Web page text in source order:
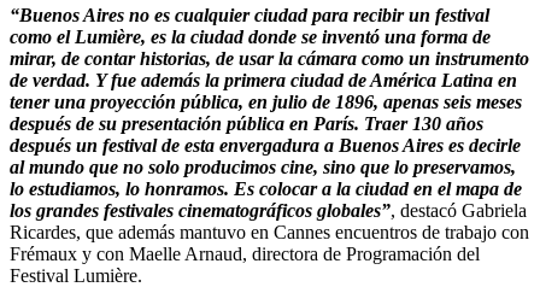
“Buenos Aires no es cualquier ciudad para recibir un festival
como el Lumière, es la ciudad donde se inventó una forma de
mirar, de contar historias, de usar la cámara como un instrumento
de verdad. Y fue además la primera ciudad de América Latina en
tener una proyección pública, en julio de 1896, apenas seis meses
después de su presentación pública en París. Traer 130 años
después un festival de esta envergadura a Buenos Aires es decirle
al mundo que no solo producimos cine, sino que lo preservamos,
lo estudiamos, lo honramos. Es colocar a la ciudad en el mapa de
los grandes festivales cinematográficos globales”, destacó Gabriela
Ricardes, que además mantuvo en Cannes encuentros de trabajo con
Frémaux y con Maelle Arnaud, directora de Programación del
Festival Lumière.